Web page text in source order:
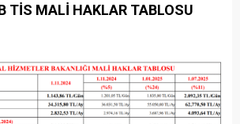
TİS MALİ HAKLAR TABLOSU